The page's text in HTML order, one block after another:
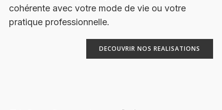
cohérente avec votre mode de vie ou votre
pratique professionnelle.
DECOUVRIR NOS REALISATIONS